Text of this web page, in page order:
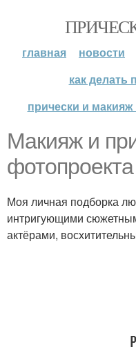
главная новости
как делать
прически и
Макияж и
Моя личная подборка
интригующими
актёрами,